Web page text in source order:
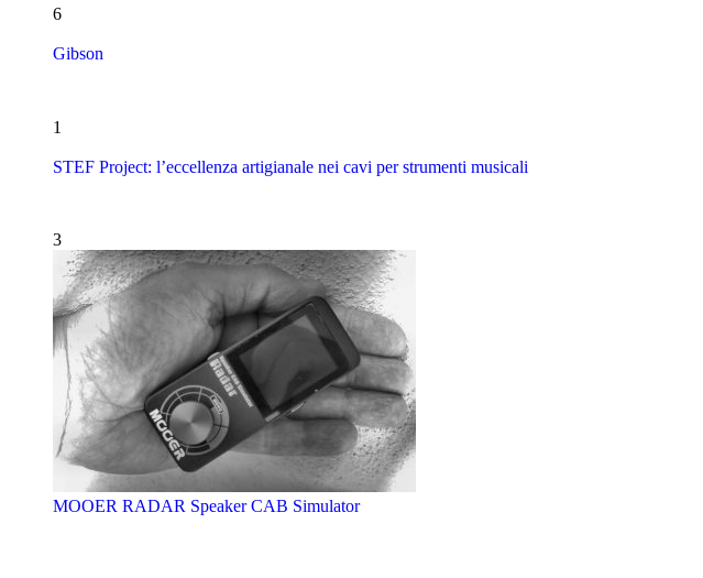
6
Gibson
1
STEF Project: l’eccellenza artigianale nei cavi per strumenti musicali
3
MOOER RADAR Speaker CAB Simulator